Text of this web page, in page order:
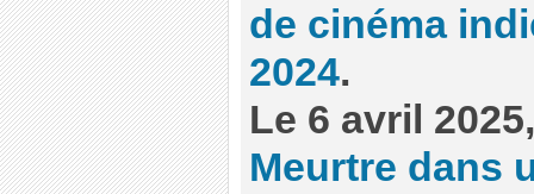
de cinéma
2024.
Le 6 avril
Meurtre dans